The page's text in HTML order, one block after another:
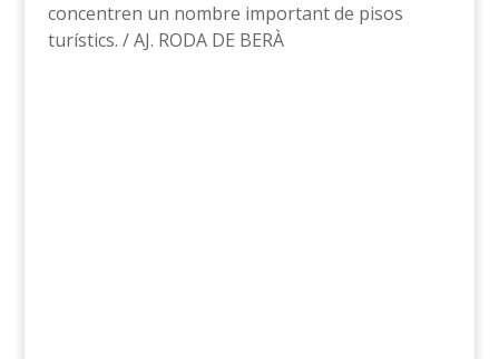
concentren un nombre important de pisos
turístics. / AJ. RODA DE BERÀ